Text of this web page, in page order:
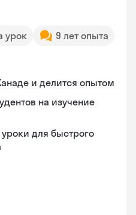
урок
9 лет опыта
и делится опытом
на изучение
для быстрого